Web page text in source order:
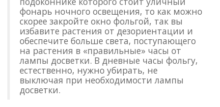
фонарь ночного освещения, то как можно
скорее закройте окно фольгой, так вы
избавите растения от дезориентации и
обеспечите больше света, поступающего
на растения в «правильные» часы от
лампы досветки. В дневные часы фольгу,
естественно, нужно убирать, не
выключая при необходимости лампы
досветки.